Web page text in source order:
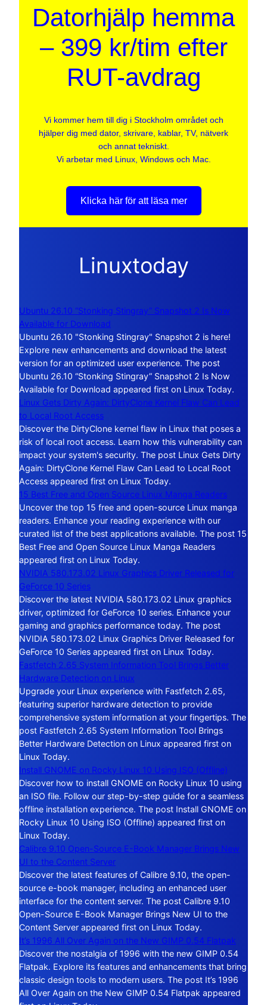
Datorhjälp hemma
– 399 kr/tim efter
RUT-avdrag
Vi kommer hem till dig i Stockholm området och
hjälper dig med dator, skrivare, kablar, TV, nätverk
och annat tekniskt.
Vi arbetar med Linux, Windows och Mac.
Klicka här för att läsa mer
Linuxtoday
Ubuntu 26.10 “Stonking Stingray” Snapshot 2 Is Now
Available for Download
Ubuntu 26.10 "Stonking Stingray" Snapshot 2 is here!
Explore new enhancements and download the latest
version for an optimized user experience. The post
Ubuntu 26.10 “Stonking Stingray” Snapshot 2 Is Now
Available for Download appeared first on Linux Today.
Linux Gets Dirty Again: DirtyClone Kernel Flaw Can Lead
to Local Root Access
Discover the DirtyClone kernel flaw in Linux that poses a
risk of local root access. Learn how this vulnerability can
impact your system's security. The post Linux Gets Dirty
Again: DirtyClone Kernel Flaw Can Lead to Local Root
Access appeared first on Linux Today.
15 Best Free and Open Source Linux Manga Readers
Uncover the top 15 free and open-source Linux manga
readers. Enhance your reading experience with our
curated list of the best applications available. The post 15
Best Free and Open Source Linux Manga Readers
appeared first on Linux Today.
NVIDIA 580.173.02 Linux Graphics Driver Released for
GeForce 10 Series
Discover the latest NVIDIA 580.173.02 Linux graphics
driver, optimized for GeForce 10 series. Enhance your
gaming and graphics performance today. The post
NVIDIA 580.173.02 Linux Graphics Driver Released for
GeForce 10 Series appeared first on Linux Today.
Fastfetch 2.65 System Information Tool Brings Better
Hardware Detection on Linux
Upgrade your Linux experience with Fastfetch 2.65,
featuring superior hardware detection to provide
comprehensive system information at your fingertips. The
post Fastfetch 2.65 System Information Tool Brings
Better Hardware Detection on Linux appeared first on
Linux Today.
Install GNOME on Rocky Linux 10 Using ISO (Offline)
Discover how to install GNOME on Rocky Linux 10 using
an ISO file. Follow our step-by-step guide for a seamless
offline installation experience. The post Install GNOME on
Rocky Linux 10 Using ISO (Offline) appeared first on
Linux Today.
Calibre 9.10 Open-Source E-Book Manager Brings New
UI to the Content Server
Discover the latest features of Calibre 9.10, the open-
source e-book manager, including an enhanced user
interface for the content server. The post Calibre 9.10
Open-Source E-Book Manager Brings New UI to the
Content Server appeared first on Linux Today.
It’s 1996 All Over Again on the New GIMP 0.54 Flatpak
Discover the nostalgia of 1996 with the new GIMP 0.54
Flatpak. Explore its features and enhancements that bring
classic design tools to modern users. The post It’s 1996
All Over Again on the New GIMP 0.54 Flatpak appeared